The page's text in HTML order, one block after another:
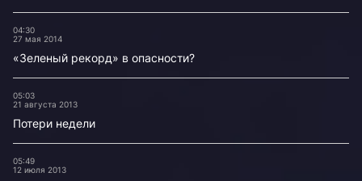
04:30
27 мая 2014
«Зеленый рекорд» в опасности?
05:03
21 августа 2013
Потери недели
05:49
12 июля 2013